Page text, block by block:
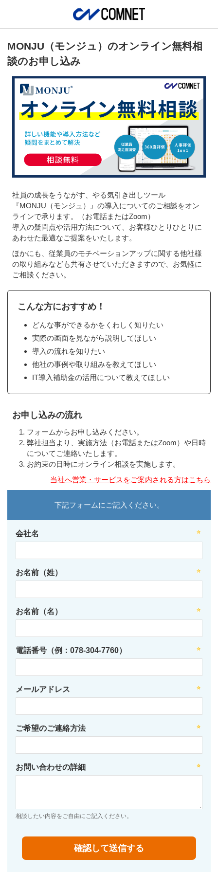
MONJU（モンジュ）のオンライン無料相
談のお申し込み
社員の成長をうながす、やる気引き出しツール
『MONJU（モンジュ）』の導入についてのご相談をオン
ラインで承ります。（お電話またはZoom）
導入の疑問点や活用方法について、お客様ひとりひとりに
あわせた最適なご提案をいたします。
ほかにも、従業員のモチベーションアップに関する他社様
の取り組みなども共有させていただきますので、お気軽に
ご相談ください。
こんな方におすすめ！
どんな事ができるかをくわしく知りたい
実際の画面を見ながら説明してほしい
導入の流れを知りたい
他社の事例や取り組みを教えてほしい
IT導入補助金の活用について教えてほしい
お申し込みの流れ
フォームからお申し込みください。
弊社担当より、実施方法（お電話またはZoom）や日時
についてご連絡いたします。
お約束の日時にオンライン相談を実施します。
当社へ営業・サービスをご案内される方はこちら
下記フォームにご記入ください。
会社名
お名前（姓）
お名前（名）
電話番号（例：078-304-7760）
メールアドレス
ご希望のご連絡方法
お問い合わせの詳細
相談したい内容をご自由にご記入ください。